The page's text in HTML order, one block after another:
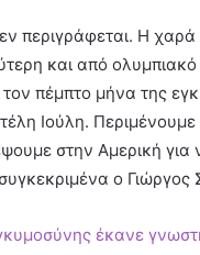
περιγράφεται. Η χαρά
και από
τον πέμπτο μήνα της
Ιούλη. Περιμένουμε
στην Αμερική
ο Γιώργος
έκανε